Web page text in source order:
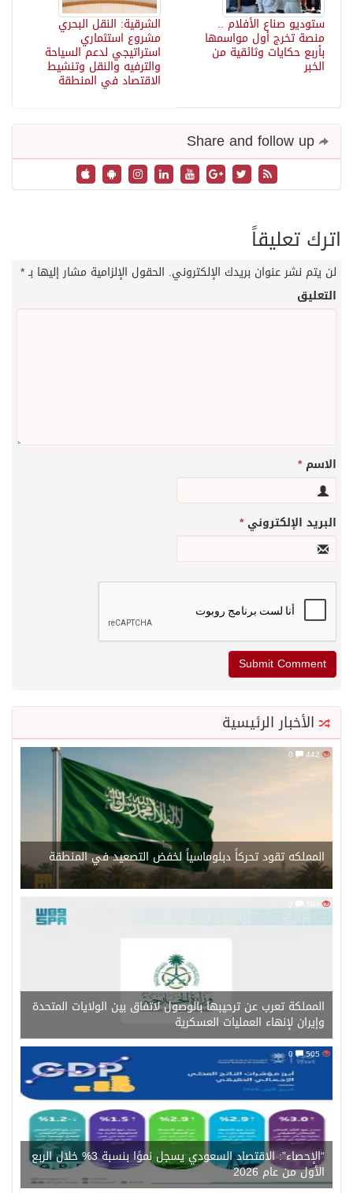
الشرقية: النقل البحري
مشروع استثماري
استراتيجي لدعم السياحة
والترفيه والنقل وتنشيط
الاقتصاد في المنطقة
ستوديو صناع الأفلام ..
منصة تخرج أول مواسمها
بأربع حكايات وثائقية من
الخبر
اترك تعليقاً
لن يتم نشر عنوان بريدك الإلكتروني. الحقول الإلزامية مشار إليها بـ*
التعليق
الاسم*
البريد الإلكتروني*
الأخبار الرئيسية
المملكه تقود تحركاً دبلوماسياً لخفض التصعيد في المنطقة
589
المملكة تعرب عن ترحيبها بالوصول لاتفاق بين الولايات المتحدة
وإيران لإنهاء العمليات العسكرية
505
“الإحصاء”: الاقتصاد السعودي يسجل نموًا بنسبة 3% خلال الربع
الأول من عام 2026